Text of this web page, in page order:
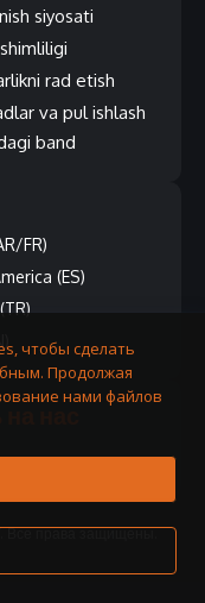
siyosati
rad etish
va pul ishlash
band
FR)
(ES)
Все права защищены.
чтобы сделать
Продолжая
нами файлов